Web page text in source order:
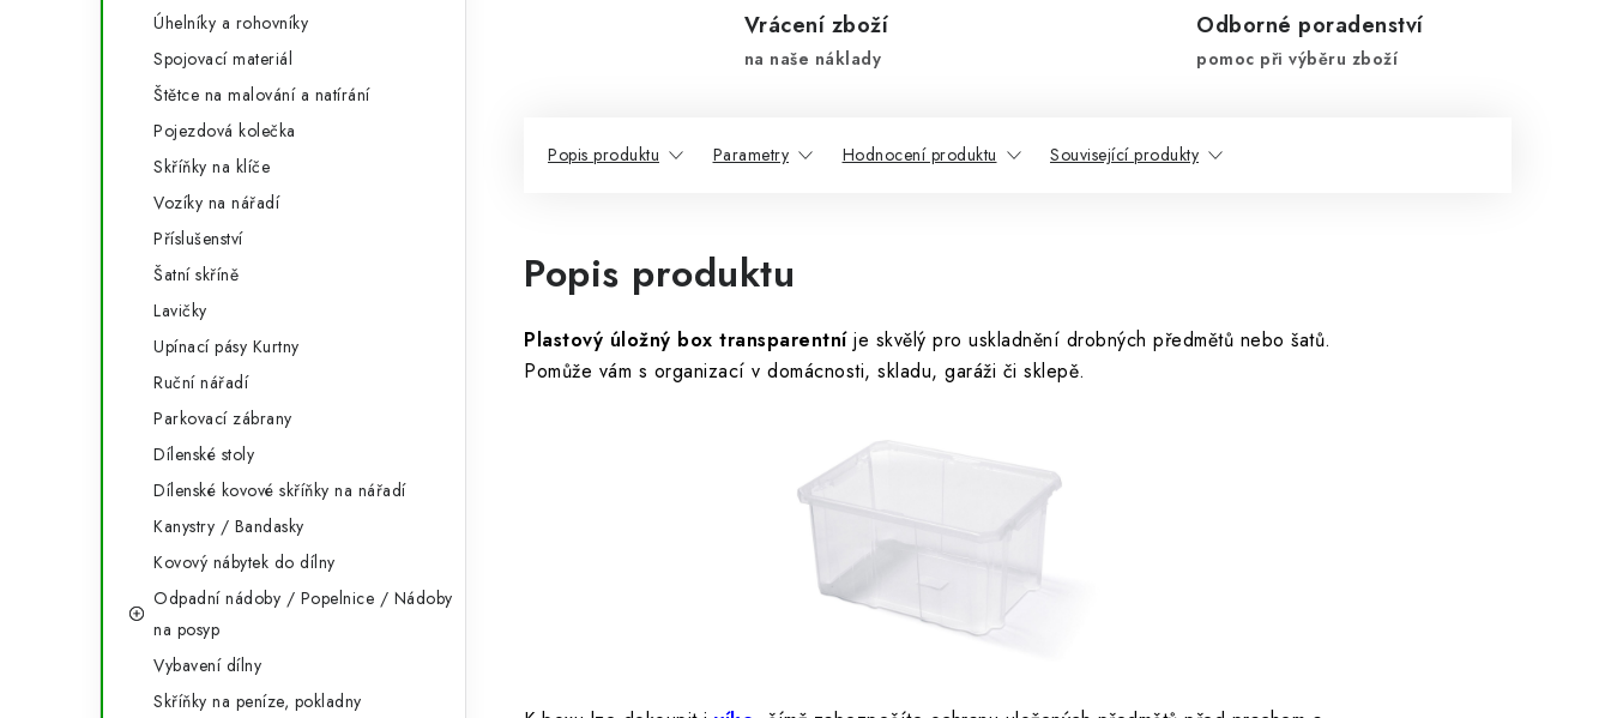
Úhelníky a rohovníky
Spojovací materiál
Štětce na malování a natírání
Pojezdová kolečka
Skříňky na klíče
Vozíky na nářadí
Příslušenství
Šatní skříně
Lavičky
Upínací pásy Kurtny
Ruční nářadí
Parkovací zábrany
Dílenské stoly
Dílenské kovové skříňky na nářadí
Kanystry / Bandasky
Kovový nábytek do dílny
Odpadní nádoby / Popelnice / Nádoby
na posyp
Vybavení dílny
Skříňky na peníze, pokladny
Vrácení zboží
na naše náklady
Odborné poradenství
pomoc při výběru zboží
Popis produktu Parametry Hodnocení produktu Související produkty
Popis produktu
Plastový úložný box transparentníje skvělý pro uskladnění drobných předmětů nebo šatů.
Pomůže vám s organizací v domácnosti, skladu, garáži či sklepě.